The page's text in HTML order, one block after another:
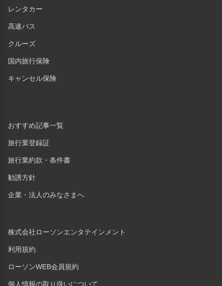
レンタカー
高速バス
クルーズ
国内旅行保険
キャンセル保険
おすすめ記事一覧
旅行業登録証
旅行業約款・条件書
勧誘方針
企業・法人のみなさまへ
株式会社ローソンエンタテインメント
利用規約
ローソンWEB会員規約
個人情報の取り扱いについて